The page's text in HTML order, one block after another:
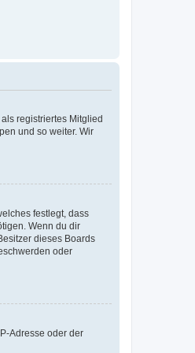
registriertes Mitglied
und so weiter. Wir
festlegt, dass
Wenn du dir
dieses Boards
oder
Adresse oder der